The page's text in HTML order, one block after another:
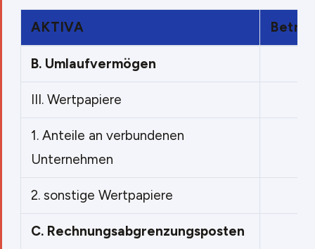
AKTIVA
B. Umlaufvermögen
III. Wertpapiere
1. Anteile an verbundenen
Unternehmen
2. sonstige Wertpapiere
C. Rechnungsabgrenzungsposten